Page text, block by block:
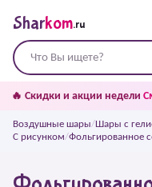
Sharkom.ru
🔥 Скидки и акции недели
Воздушные шары/Шары с
С рисунком/Фольгированное